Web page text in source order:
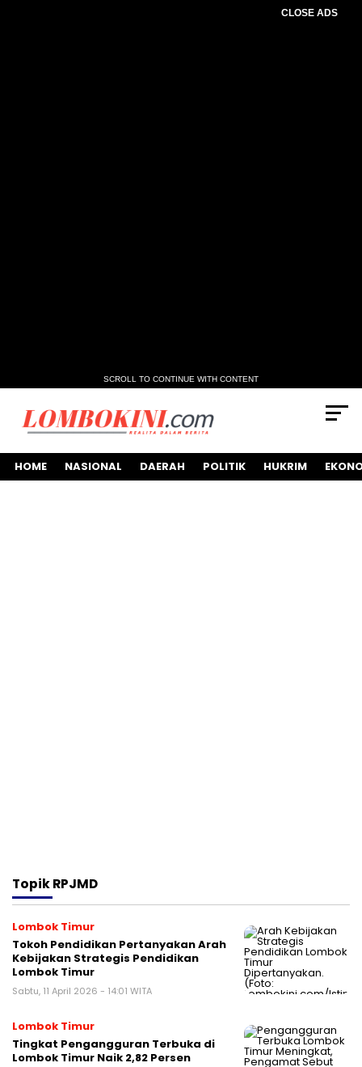
CLOSE ADS
SCROLL TO CONTINUE WITH CONTENT
HOME NASIONAL DAERAH POLITIK HUKRIM
TopikRPJMD
Lombok Timur
Tokoh Pendidikan Pertanyakan Arah
Kebijakan Strategis Pendidikan
Lombok Timur
Sabtu, 11 April 2026 - 14:01 WITA
Lombok Timur
Tingkat Pengangguran Terbuka di
Lombok Timur Naik 2,82 Persen